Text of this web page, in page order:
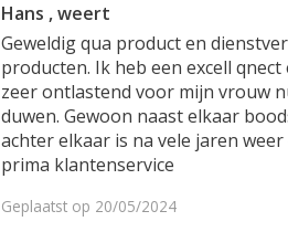
Hans , weert
Geweldig qua product en
producten. Ik heb een excell
zeer ontlastend voor mijn vrouw
duwen. Gewoon naast elkaar
achter elkaar is na vele jaren
prima klantenservice
Geplaatst op 20/05/2024